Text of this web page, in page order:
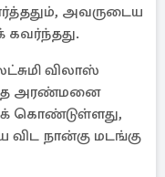
அவருடைய
கவர்ந்தது.
விலாஸ்
அரண்மனை
கொண்டுள்ளது,
நான்கு மடங்கு